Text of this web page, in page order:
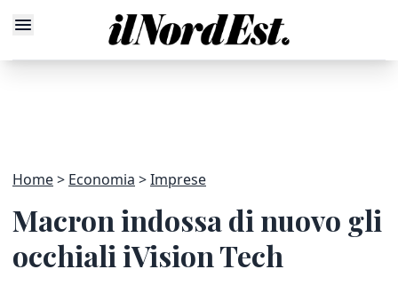
Home Economia Imprese
Macron indossa di nuovo gli
occhiali iVision Tech